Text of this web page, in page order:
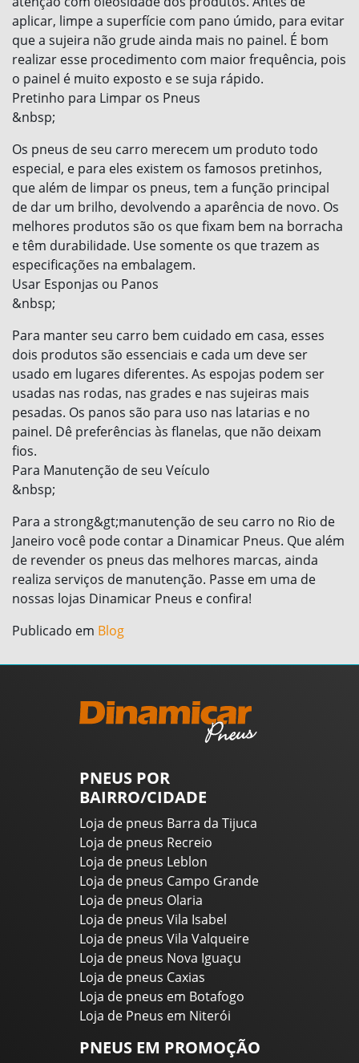
aplicar, limpe a superfície com pano úmido, para evitar
que a sujeira não grude ainda mais no painel. É bom
realizar esse procedimento com maior frequência, pois
o painel é muito exposto e se suja rápido.
Pretinho para Limpar os Pneus
&nbsp;
Os pneus de seu carro merecem um produto todo
especial, e para eles existem os famosos pretinhos,
que além de limpar os pneus, tem a função principal
de dar um brilho, devolvendo a aparência de novo. Os
melhores produtos são os que fixam bem na borracha
e têm durabilidade. Use somente os que trazem as
especificações na embalagem.
Usar Esponjas ou Panos
&nbsp;
Para manter seu carro bem cuidado em casa, esses
dois produtos são essenciais e cada um deve ser
usado em lugares diferentes. As espojas podem ser
usadas nas rodas, nas grades e nas sujeiras mais
pesadas. Os panos são para uso nas latarias e no
painel. Dê preferências às flanelas, que não deixam
fios.
Para Manutenção de seu Veículo
&nbsp;
Para a strong&gt;manutenção de seu carro no Rio de
Janeiro você pode contar a Dinamicar Pneus. Que além
de revender os pneus das melhores marcas, ainda
realiza serviços de manutenção. Passe em uma de
nossas lojas Dinamicar Pneus e confira!
Publicado em Blog
PNEUS POR
BAIRRO/CIDADE
Loja de pneus Barra da Tijuca
Loja de pneus Recreio
Loja de pneus Leblon
Loja de pneus Campo Grande
Loja de pneus Olaria
Loja de pneus Vila Isabel
Loja de pneus Vila Valqueire
Loja de pneus Nova Iguaçu
Loja de pneus Caxias
Loja de pneus em Botafogo
Loja de Pneus em Niterói
PNEUS EM PROMOÇÃO